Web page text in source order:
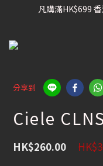
凡購滿HK$699
凡購滿HK$699
凡購滿HK$699
分享到
Ciele
HK$260.00